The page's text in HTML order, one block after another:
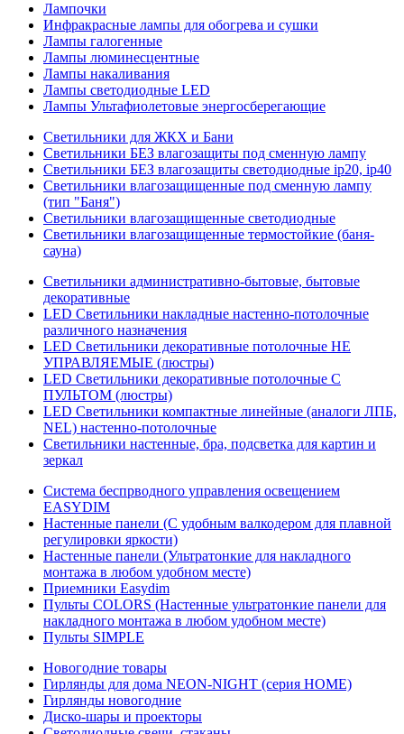
Лампочки
Инфракрасные лампы для обогрева и сушки
Лампы галогенные
Лампы люминесцентные
Лампы накаливания
Лампы светодиодные LED
Лампы Ультафиолетовые энергосберегающие
Светильники для ЖКХ и Бани
Светильники БЕЗ влагозащиты под сменную лампу
Светильники БЕЗ влагозащиты светодиодные ip20, ip40
Светильники влагозащищенные под сменную лампу
(тип "Баня")
Светильники влагозащищенные светодиодные
Светильники влагозащищенные термостойкие (баня-
сауна)
Светильники административно-бытовые, бытовые
декоративные
LED Cветильники накладные настенно-потолочные
различного назначения
LED Светильники декоративные потолочные НЕ
УПРАВЛЯЕМЫЕ (люстры)
LED Светильники декоративные потолочные С
ПУЛЬТОМ (люстры)
LED Светильники компактные линейные (аналоги ЛПБ,
NEL) настенно-потолочные
Светильники настенные, бра, подсветка для картин и
зеркал
Система беспрводного управления освещением
EASYDIM
Настенные панели (С удобным валкодером для плавной
регулировки яркости)
Настенные панели (Ультратонкие для накладного
монтажа в любом удобном месте)
Приемники Easydim
Пульты COLORS (Настенные ультратонкие панели для
накладного монтажа в любом удобном месте)
Пульты SIMPLE
Новогодние товары
Гирлянды для дома NEON-NIGHT (серия HOME)
Гирлянды новогодние
Диско-шары и проекторы